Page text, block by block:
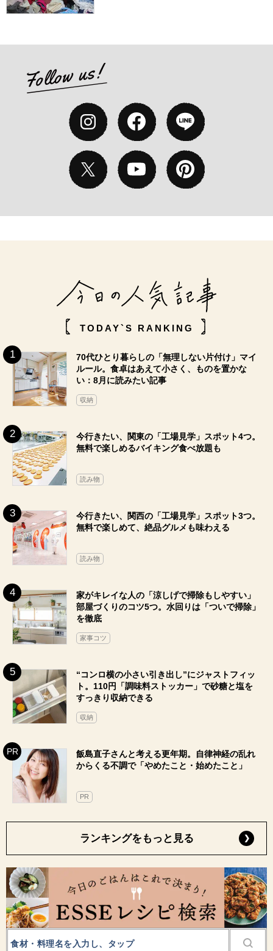
TODAY`S RANKING
70代ひとり暮らしの「無理しない片付け」マイ
ルール。食卓はあえて小さく、ものを置かな
い：8月に読みたい記事
収納
今行きたい、関東の「工場見学」スポット4つ。
無料で楽しめるバイキング食べ放題も
読み物
今行きたい、関西の「工場見学」スポット3つ。
無料で楽しめて、絶品グルメも味わえる
読み物
家がキレイな人の「涼しげで掃除もしやすい」
部屋づくりのコツ5つ。水回りは「ついで掃除」
を徹底
家事コツ
“コンロ横の小さい引き出し”にジャストフィッ
ト。110円「調味料ストッカー」で砂糖と塩を
すっきり収納できる
収納
飯島直子さんと考える更年期。自律神経の乱れ
からくる不調で「やめたこと・始めたこと」
PR
ランキングをもっと見る